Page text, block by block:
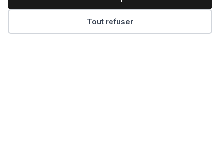
Tout refuser